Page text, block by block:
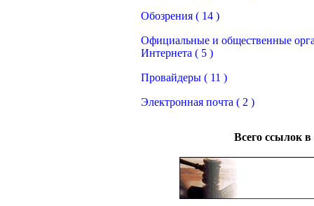
Обозрения ( 14 )
Официальные и общественные
Интернета ( 5 )
Провайдеры ( 11 )
Электронная почта ( 2 )
Всего ссылок